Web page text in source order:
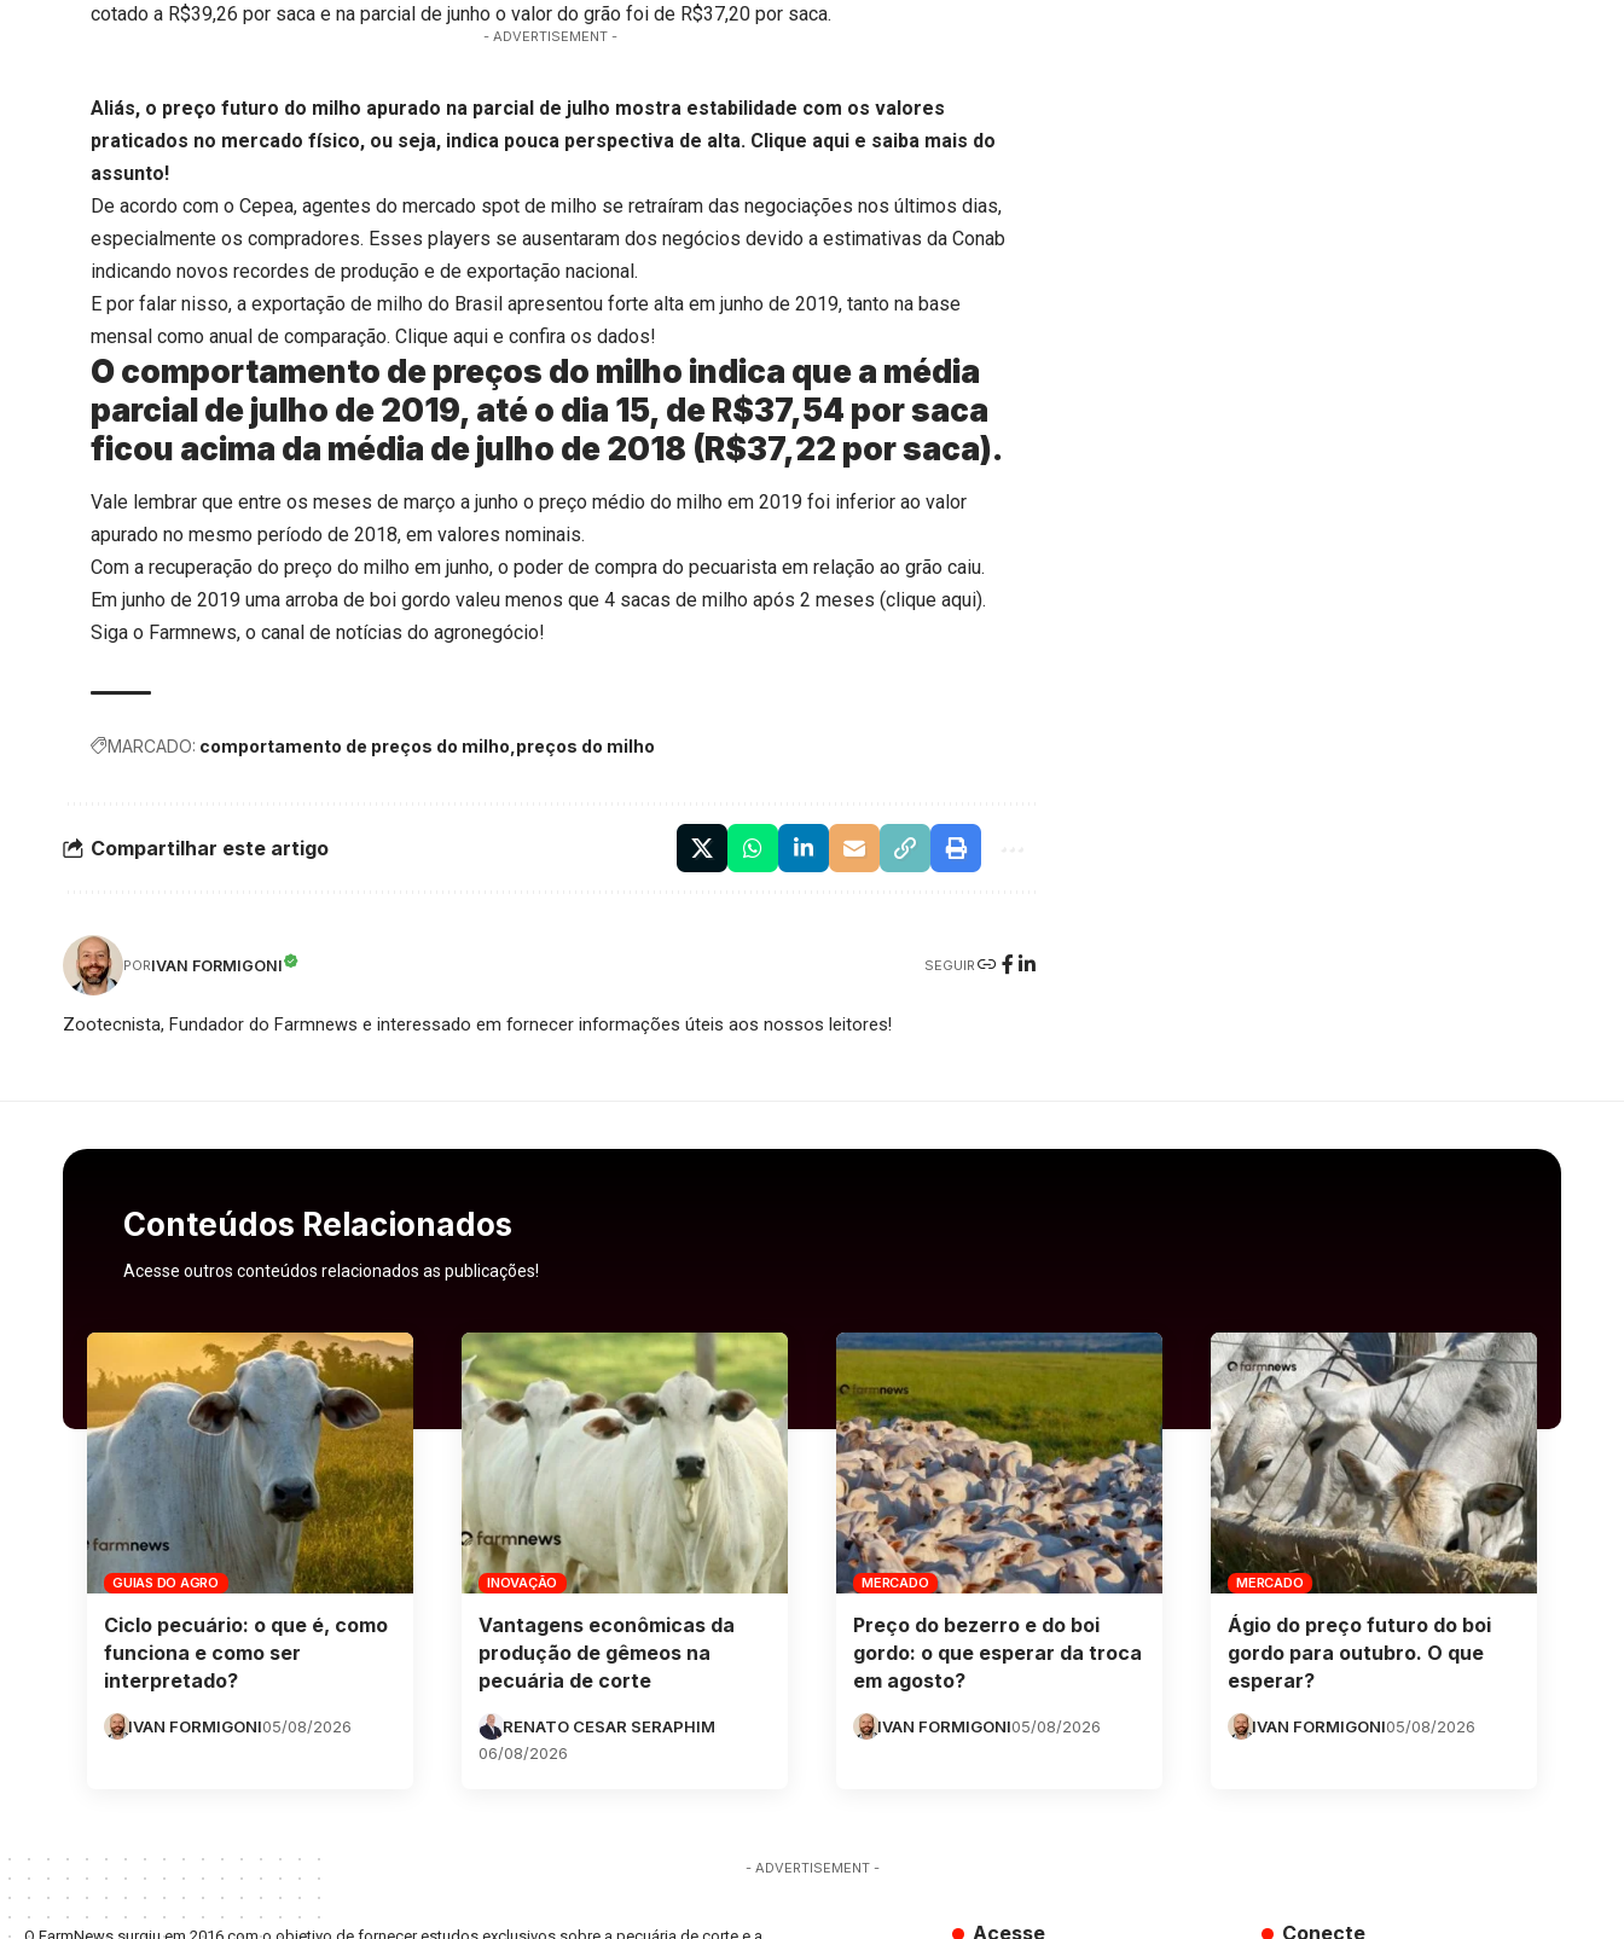
cotado a R$39,26 por saca e na parcial de junho o valor do grão foi de R$37,20 por saca.
- ADVERTISEMENT -
Aliás, o preço futuro do milho apurado na parcial de julho mostra estabilidade com os valores
praticados no mercado físico, ou seja, indica pouca perspectiva de alta. Clique aqui e saiba mais do
assunto!
De acordo com o Cepea, agentes do mercado spot de milho se retraíram das negociações nos últimos dias,
especialmente os compradores. Esses players se ausentaram dos negócios devido a estimativas da Conab
indicando novos recordes de produção e de exportação nacional.
E por falar nisso, a exportação de milho do Brasil apresentou forte alta em junho de 2019, tanto na base
mensal como anual de comparação.Clique aqui e confira os dados!
O comportamento de preços do milho indica que a média
parcial de julho de 2019, até o dia 15, de R$37,54 por saca
ficou acima da média de julho de 2018 (R$37,22 por saca).
Vale lembrar que entre os meses de março a junho o preço médio do milho em 2019 foi inferior ao valor
apurado no mesmo período de 2018, em valores nominais.
Com a recuperação do preço do milho em junho, o poder de compra do pecuarista em relação ao grão caiu.
Em junho de 2019 uma arroba de boi gordo valeu menos que 4 sacas de milho após 2 meses (clique aqui).
Siga o Farmnews, o canal de notícias do agronegócio!
MARCADO: comportamento de preços do milho preços do milho
Compartilhar este artigo
PORIVAN FORMIGONI SEGUIR
Zootecnista, Fundador do Farmnews e interessado em fornecer informações úteis aos nossos leitores!
Conteúdos Relacionados
Acesse outros conteúdos relacionados as publicações!
GUIAS DO AGRO
Ciclo pecuário: o que é, como
funciona e como ser
interpretado?
IVAN FORMIGONI05/08/2026
INOVAÇÃO
Vantagens econômicas da
produção de gêmeos na
pecuária de corte
RENATO CESAR SERAPHIM
06/08/2026
MERCADO
Preço do bezerro e do boi
gordo: o que esperar da troca
em agosto?
IVAN FORMIGONI05/08/2026
MERCADO
Ágio do preço futuro do boi
gordo para outubro. O que
esperar?
IVAN FORMIGONI05/08/2026
- ADVERTISEMENT -
Acesse Conecte